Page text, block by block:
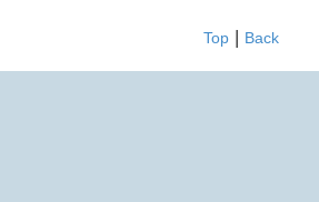
Top| Back